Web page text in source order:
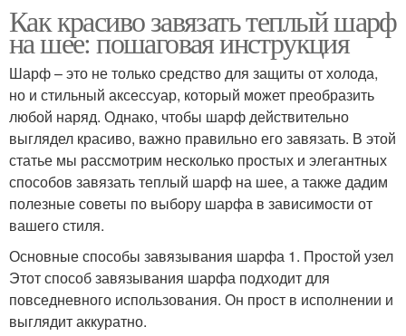
Как красиво завязать теплый шарф
на шее: пошаговая инструкция
Шарф – это не только средство для защиты от холода,
но и стильный аксессуар, который может преобразить
любой наряд. Однако, чтобы шарф действительно
выглядел красиво, важно правильно его завязать. В этой
статье мы рассмотрим несколько простых и элегантных
способов завязать теплый шарф на шее, а также дадим
полезные советы по выбору шарфа в зависимости от
вашего стиля.
Основные способы завязывания шарфа 1. Простой узел
Этот способ завязывания шарфа подходит для
повседневного использования. Он прост в исполнении и
выглядит аккуратно.